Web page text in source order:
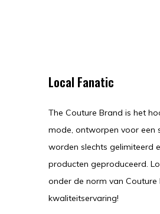
Local Fanatic
The Couture Brand is het
mode, ontworpen voor een
worden slechts gelimiteerd
producten geproduceerd.
onder de norm van Couture
kwaliteitservaring!